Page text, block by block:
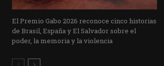
El Premio Gabo 2026 reconoce cinco historias
de Brasil, España y El Salvador sobre el
poder, la memoria y la violencia